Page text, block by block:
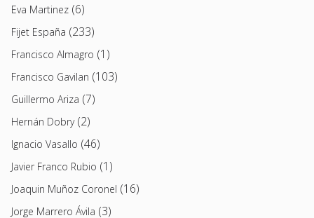
Eva Martinez (6)
Fijet España (233)
Francisco Almagro (1)
Francisco Gavilan (103)
Guillermo Ariza (7)
Hernán Dobry(2)
Ignacio Vasallo (46)
Javier Franco Rubio (1)
Joaquin Muñoz Coronel (16)
Jorge Marrero Ávila (3)